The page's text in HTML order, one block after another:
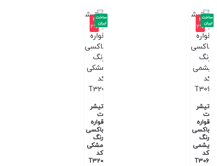
-3
2%
تیشر
ت
قواره
باکسی
رنگ
یشمی
کد
T306
ساخت
ایران
-3
2%
تیشر
ت
قواره
باکسی
رنگ
مشکی
کد
T320
ساخت
ایران